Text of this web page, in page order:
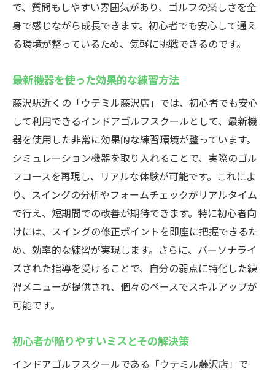
で、質問もしやすい雰囲気があり、ゴルフの楽しさを全
身で感じながら成長できます。初心者でも安心して通え
る環境が整っているため、気軽に挑戦できるのです。
最新機器を使った効果的な練習方法
藤沢駅近くの「ウテミル藤沢店」では、初心者でも安心
して利用できるインドアゴルフスクールとして、最新機
器を使用した非常に効果的な練習環境が整っています。
シミュレーション機器を取り入れることで、実際のゴル
フコースを再現し、リアルな体験が可能です。これによ
り、スイングの分析やフォームチェックがリアルタイム
で行え、短期間での改善が期待できます。特に初心者向
けには、スイングの修正ポイントを即座に把握できるた
め、効率的な練習が実現します。さらに、パーソナライ
ズされた指導を受けることで、自分の弱点に特化した練
習メニューが提供され、個々のペースでスキルアップが
可能です。
初心者が陥りやすいミスとその解決策
インドアゴルフスクールである「ウテミル藤沢店」で